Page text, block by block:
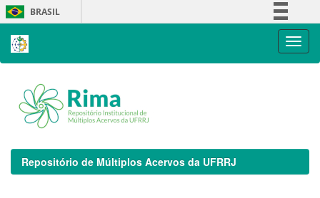
Skip
navigation
BRASIL
Repositório de Múltiplos Acervos da UFRRJ